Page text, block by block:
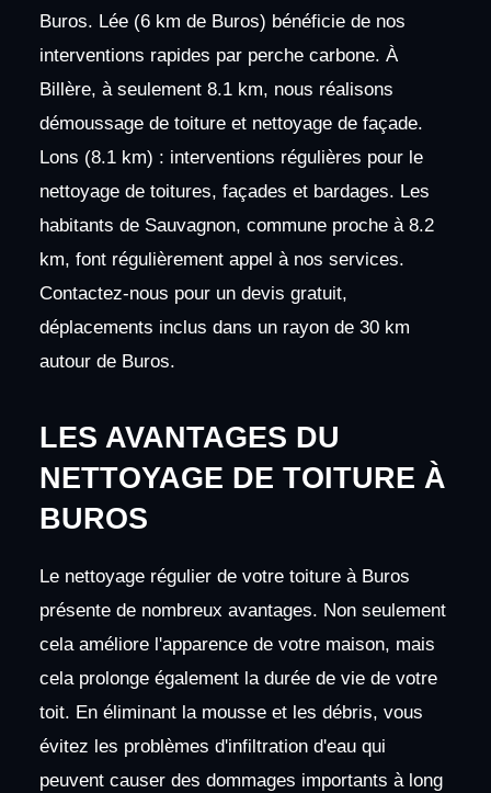
Buros. Lée (6 km de Buros) bénéficie de nos
interventions rapides par perche carbone. À
Billère, à seulement 8.1 km, nous réalisons
démoussage de toiture et nettoyage de façade.
Lons (8.1 km) : interventions régulières pour le
nettoyage de toitures, façades et bardages. Les
habitants de Sauvagnon, commune proche à 8.2
km, font régulièrement appel à nos services.
Contactez-nous pour un devis gratuit,
déplacements inclus dans un rayon de 30 km
autour de Buros.
LES AVANTAGES DU
NETTOYAGE DE TOITURE À
BUROS
Le nettoyage régulier de votre toiture à Buros
présente de nombreux avantages. Non seulement
cela améliore l'apparence de votre maison, mais
cela prolonge également la durée de vie de votre
toit. En éliminant la mousse et les débris, vous
évitez les problèmes d'infiltration d'eau qui
peuvent causer des dommages importants à long